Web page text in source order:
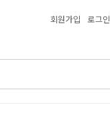
회원가입 로그인